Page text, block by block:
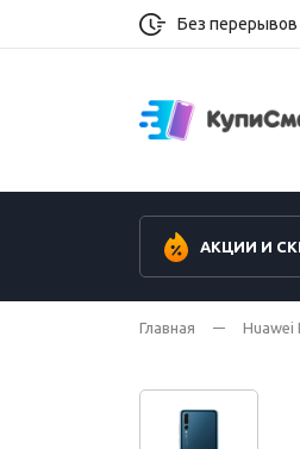
Без
АКЦИИ И
Главная Huawei